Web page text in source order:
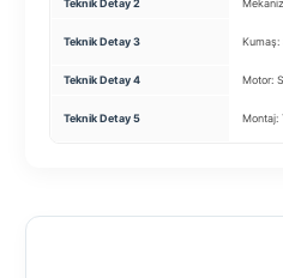
Teknik Detay 3 Kumaş:
Teknik Detay 4 Motor:
Teknik Detay 5 Montaj: